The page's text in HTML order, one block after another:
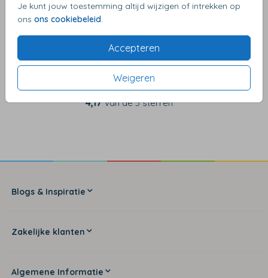
Je kunt jouw toestemming altijd wijzigen of intrekken op
ons ons cookiebeleid.
Accepteren
Weigeren
4,17 van de 5 sterren
Blogs & Inspiratie
Zakelijke klanten
Algemene Informatie